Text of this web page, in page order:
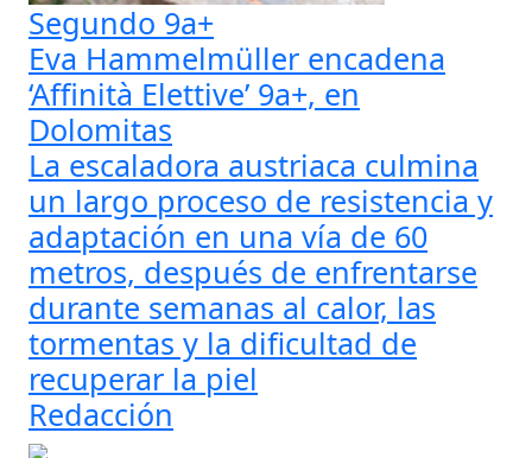
Segundo 9a+
Eva Hammelmüller encadena
‘Affinità Elettive’ 9a+, en
Dolomitas
La escaladora austriaca culmina
un largo proceso de resistencia y
adaptación en una vía de 60
metros, después de enfrentarse
durante semanas al calor, las
tormentas y la dificultad de
recuperar la piel
Redacción